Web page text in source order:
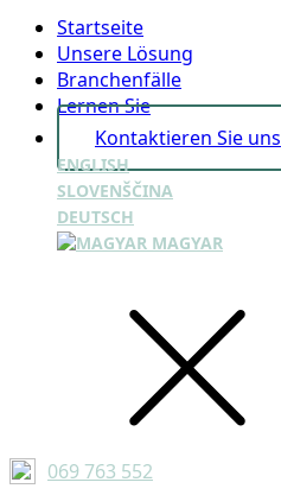
Startseite
Unsere Lösung
Branchenfälle
Lernen Sie
Kontaktieren Sie uns
ENGLISH
SLOVENŠČINA
DEUTSCH
MAGYAR
069 763 552